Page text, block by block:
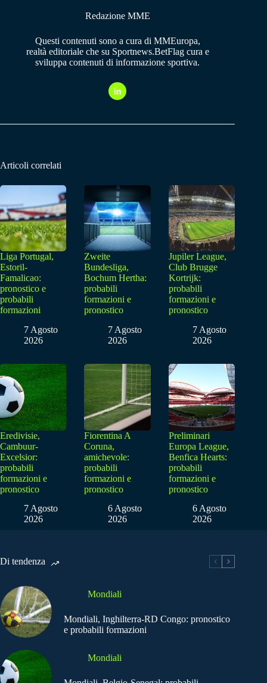
Redazione MME
Questi contenuti sono a cura di MMEuropa,
realtà editoriale che su Sportnews.BetFlag cura e
sviluppa contenuti di informazione sportiva.
Articoli correlati
Liga Portugal,
Estoril-
Famalicao:
pronostico e
probabili
formazioni
7 Agosto
2026
Zweite
Bundesliga,
Bochum Hertha:
probabili
formazioni e
pronostico
7 Agosto
2026
Jupiler League,
Club Brugge
Kortrijk:
probabili
formazioni e
pronostico
7 Agosto
2026
Eredivisie,
Cambuur-
Excelsior:
probabili
formazioni e
pronostico
7 Agosto
2026
Fiorentina A
Coruna,
amichevole:
probabili
formazioni e
pronostico
6 Agosto
2026
Preliminari
Europa League,
Benfica Hearts:
probabili
formazioni e
pronostico
6 Agosto
2026
Di tendenza
Mondiali
Mondiali, Inghilterra-RD Congo: pronostico
e probabili formazioni
Mondiali